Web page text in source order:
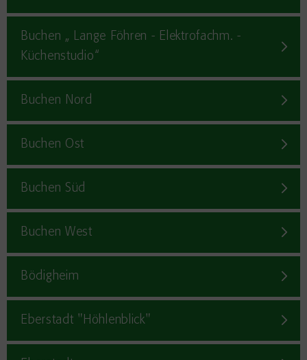
Buchen „ Lange Föhren - Elektrofachm. -
Küchenstudio“
Buchen Nord
Buchen Ost
Buchen Süd
Buchen West
Bödigheim
Eberstadt "Höhlenblick"